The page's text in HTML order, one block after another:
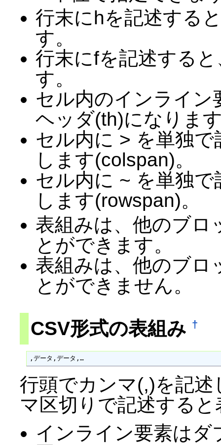
行末にhを記述する
す。
行末にfを記述する
す。
セル内のインライン
ヘッダ(th)になりま
セル内に > を単独
します(colspan)。
セル内に ~ を単独
します(rowspan)。
表組みは、他のブロ
とができます。
表組みは、他のブロ
とができません。
CSV形式の表組み †
,データ,データ,…
行頭でカンマ(,)を記
マ区切りで記述する
インライン要素はダ